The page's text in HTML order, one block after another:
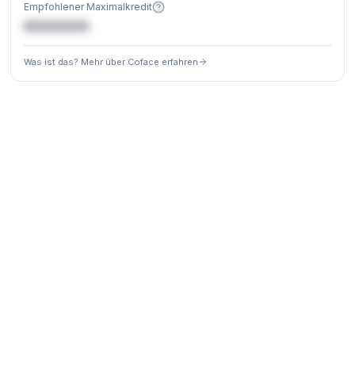
Empfohlener Maximalkredit
€XXXXXX
Was ist das? Mehr über Coface erfahren